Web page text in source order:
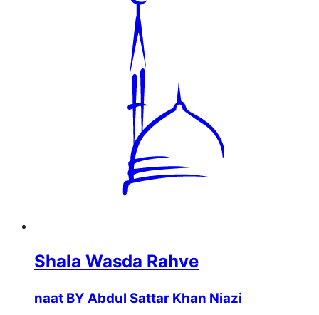
Shala Wasda Rahve
naat BY Abdul Sattar Khan Niazi